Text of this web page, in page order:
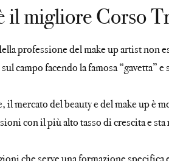
il migliore Corso
professione del make up artist non
campo facendo la famosa
il mercato del beauty e del make up è
con il più alto tasso di crescita e